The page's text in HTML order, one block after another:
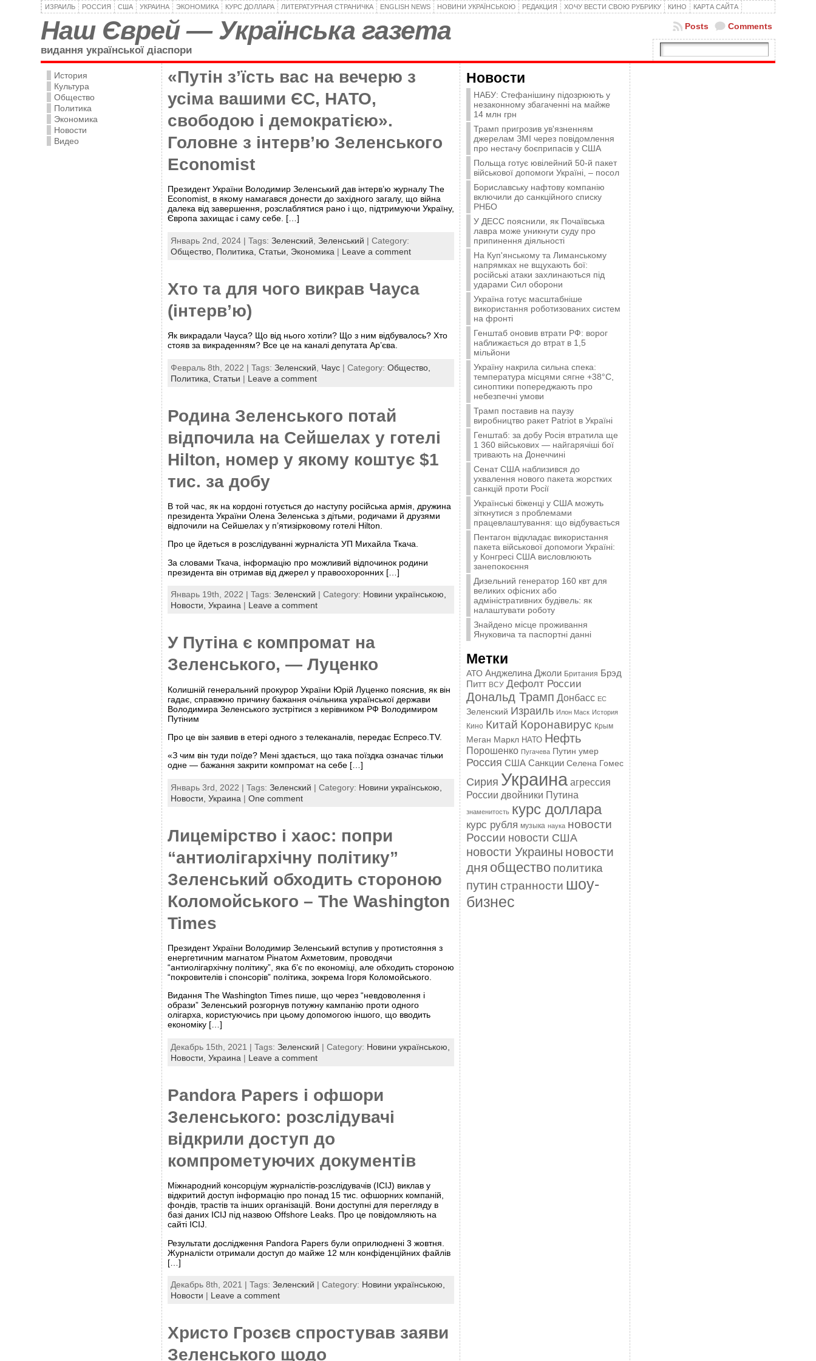
ИЗРАИЛЬ РОССИЯ США УКРАИНА ЭКОНОМИКА КУРС ДОЛЛАРА ЛИТЕРАТУРНАЯ СТРАНИЧКА ENGLISH NEWS НОВИНИ УКРАЇНСЬКОЮ РЕДАКЦИЯ ХОЧУ ВЕСТИ СВОЮ РУБРИКУ КИНО КАРТА САЙТА
Наш Єврей — Українська газета
видання української діаспори
Comments
Posts
История
Культура
Общество
Политика
Экономика
Новости
Видео
«Путін з’їсть вас на вечерю з
усіма вашими ЄС, НАТО,
свободою і демократією».
Головне з інтерв’ю Зеленського
Economist
Президент України Володимир Зеленський дав інтерв’ю журналу The
Economist, в якому намагався донести до західного загалу, що війна
далека від завершення, розслаблятися рано і що, підтримуючи Україну,
Європа захищає і саму себе. […]
Январь 2nd, 2024 | Tags: Зеленский Зеленський | Category:
Общество, Политика, Статьи, Экономика | Leave a comment
Хто та для чого викрав Чауса
(інтерв’ю)
Як викрадали Чауса? Що від нього хотіли? Що з ним відбувалось? Хто
стояв за викраденням? Все це на каналі депутата Ар’єва.
Февраль 8th, 2022 | Tags: Зеленский Чаус | Category: Общество,
Политика, Статьи | Leave a comment
Родина Зеленського потай
відпочила на Сейшелах у готелі
Hilton, номер у якому коштує $1
тис. за добу
В той час, як на кордоні готується до наступу російська армія, дружина
президента України Олена Зеленська з дітьми, родичами й друзями
відпочили на Сейшелах у п’ятизірковому готелі Hilton.
Про це йдеться в розслідуванні журналіста УП Михайла Ткача.
За словами Ткача, інформацію про можливий відпочинок родини
президента він отримав від джерел у правоохоронних […]
Январь 19th, 2022 | Tags: Зеленский | Category: Новини українською,
Новости, Украина | Leave a comment
У Путіна є компромат на
Зеленського, — Луценко
Колишній генеральний прокурор України Юрій Луценко пояснив, як він
гадає, справжню причину бажання очільника української держави
Володимира Зеленського зустрітися з керівником РФ Володимиром
Путіним
Про це він заявив в етері одного з телеканалів, передає Еспресо.TV.
«З чим він туди поїде? Мені здається, що така поїздка означає тільки
одне — бажання закрити компромат на себе […]
Январь 3rd, 2022 | Tags: Зеленский | Category: Новини українською,
Новости, Украина | One comment
Лицемірство і хаос: попри
“антиолігархічну політику”
Зеленський обходить стороною
Коломойського – The Washington
Times
Президент України Володимир Зеленський вступив у протистояння з
енергетичним магнатом Рінатом Ахметовим, проводячи
“антиолігархічну політику”, яка б’є по економіці, але обходить стороною
“покровителів і спонсорів” політика, зокрема Ігоря Коломойського.
Видання The Washington Times пише, що через “невдоволення і
образи” Зеленський розгорнув потужну кампанію проти одного
олігарха, користуючись при цьому допомогою іншого, що вводить
економіку […]
Декабрь 15th, 2021 | Tags: Зеленский | Category: Новини українською,
Новости, Украина | Leave a comment
Pandora Papers і офшори
Зеленського: розслідувачі
відкрили доступ до
компрометуючих документів
Міжнародний консорціум журналістів-розслідувачів (ICIJ) виклав у
відкритий доступ інформацію про понад 15 тис. офшорних компаній,
фондів, трастів та інших організацій. Вони доступні для перегляду в
базі даних ICIJ під назвою Offshore Leaks. Про це повідомляють на
сайті ICIJ.
Результати дослідження Pandora Papers були оприлюднені 3 жовтня.
Журналісти отримали доступ до майже 12 млн конфіденційних файлів
[…]
Декабрь 8th, 2021 | Tags: Зеленский | Category: Новини українською,
Новости | Leave a comment
Христо Грозєв спростував заяви
Зеленського щодо
Новости
НАБУ: Стефанішину підозрюють у
незаконному збагаченні на майже
14 млн грн
Трамп пригрозив ув'язненням
джерелам ЗМІ через повідомлення
про нестачу боєприпасів у США
Польща готує ювілейний 50-й пакет
військової допомоги Україні, – посол
Бориславську нафтову компанію
включили до санкційного списку
РНБО
У ДЕСС пояснили, як Почаївська
лавра може уникнути суду про
припинення діяльності
На Куп'янському та Лиманському
напрямках не вщухають бої:
російські атаки захлинаються під
ударами Сил оборони
Україна готує масштабніше
використання роботизованих систем
на фронті
Генштаб оновив втрати РФ: ворог
наближається до втрат в 1,5
мільйони
Україну накрила сильна спека:
температура місцями сягне +38°C,
синоптики попереджають про
небезпечні умови
Трамп поставив на паузу
виробництво ракет Patriot в Україні
Генштаб: за добу Росія втратила ще
1 360 військових — найгарячіші бої
тривають на Донеччині
Сенат США наблизився до
ухвалення нового пакета жорстких
санкцій проти Росії
Українські біженці у США можуть
зіткнутися з проблемами
працевлаштування: що відбувається
Пентагон відкладає використання
пакета військової допомоги Україні:
у Конгресі США висловлюють
занепокоєння
Дизельний генератор 160 квт для
великих офісних або
адміністративних будівель: як
налаштувати роботу
Знайдено місце проживання
Януковича та паспортні данні
Метки
АТО Анджелина Джоли Британия Брэд
Питт ВСУ Дефолт России
Дональд Трамп Донбасс ЕС
Зеленский Израиль Илон Маск История
Кино Китай Коронавирус Крым
Меган Маркл НАТО Нефть
Порошенко Пугачева Путин умер
Россия США Санкции Селена Гомес
Сирия Украина агрессия
России двойники Путина
знаменитость курс доллара
курс рубля музыка наука новости
России новости США
новости Украины новости
дня общество политика
путин странности шоу-
бизнес